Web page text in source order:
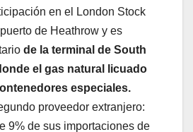
en el London Stock
de Heathrow y es
de la terminal de South
el gas natural licuado
especiales.
proveedor extranjero:
9% de sus importaciones de